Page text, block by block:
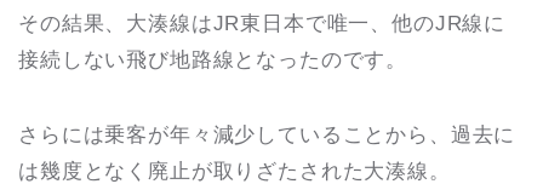
その結果、大湊線はJR東日本で唯一、他のJR線に
接続しない飛び地路線となったのです。
さらには乗客が年々減少していることから、過去に
は幾度となく廃止が取りざたされた大湊線。